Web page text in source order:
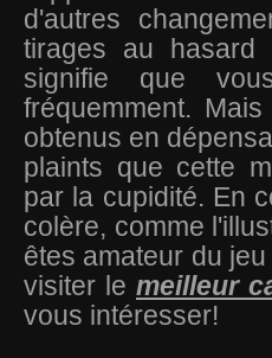
d'autres
tirages au
signifie que
fréquemment.
obtenus en
plaints que cette
par la cupidité. En
colère, comme
êtes amateur du
visiter le meilleur
vous intéresser!